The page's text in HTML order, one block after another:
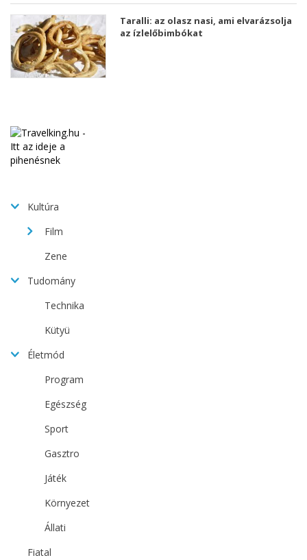
Taralli: az olasz nasi, ami elvarázsolja
az ízlelőbimbókat
Kultúra
Film
Zene
Tudomány
Technika
Kütyü
Életmód
Program
Egészség
Sport
Gasztro
Játék
Környezet
Állati
Fiatal